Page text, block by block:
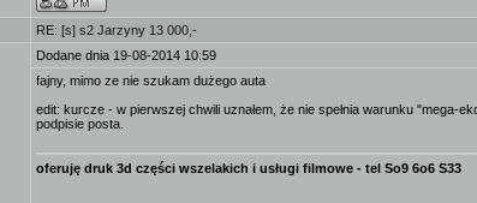
RE: [s] s2 Jarzyny 13 000,-
Dodane dnia 19-08-2014 10:59
fajny, mimo ze nie szukam dużego auta
edit: kurcze - w pierwszej chwili uznałem, że nie spełnia warunku "mega-
podpisie posta.
oferuję druk 3d części wszelakich i usługi filmowe - tel So9 6o6 S33